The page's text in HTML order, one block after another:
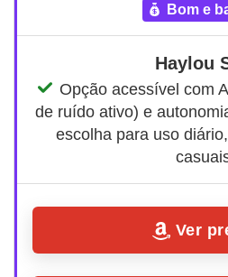
bom e
Haylou
Opção acessível com
de ruído ativo) e
escolha para uso
Ver